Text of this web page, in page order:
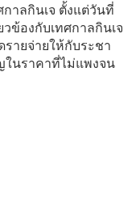
าลกินเจ ตั้งแต่วันที่
ข้องกับเทศกาลกินเจ
ายจ่ายให้กับระชา
ในราคาที่ไม่แพงจน